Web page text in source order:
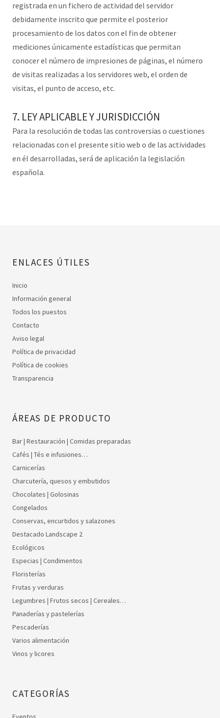
registrada en un fichero de actividad del servidor
debidamente inscrito que permite el posterior
procesamiento de los datos con el fin de obtener
mediciones únicamente estadísticas que permitan
conocer el número de impresiones de páginas, el número
de visitas realizadas a los servidores web, el orden de
visitas, el punto de acceso, etc.
7. LEY APLICABLE Y JURISDICCIÓN
Para la resolución de todas las controversias o cuestiones
relacionadas con el presente sitio web o de las actividades
en él desarrolladas, será de aplicación la legislación
española.
ENLACES ÚTILES
Inicio
Información general
Todos los puestos
Contacto
Aviso legal
Política de privacidad
Política de cookies
Transparencia
ÁREAS DE PRODUCTO
Bar | Restauración | Comidas preparadas
Cafés | Tés e infusiones…
Carnicerías
Charcutería, quesos y embutidos
Chocolates | Golosinas
Congelados
Conservas, encurtidos y salazones
Destacado Landscape 2
Ecológicos
Especias | Condimentos
Floristerías
Frutas y verduras
Legumbres | Frutos secos | Cereales…
Panaderías y pastelerías
Pescaderías
Varios alimentación
Vinos y licores
CATEGORÍAS